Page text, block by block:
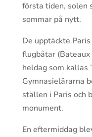
första tiden, solen
sommar på nytt.
De upptäckte
flugbåtar
heldag som kallas
Gymnasielärarna
ställen i Paris och
monument.
En eftermiddag